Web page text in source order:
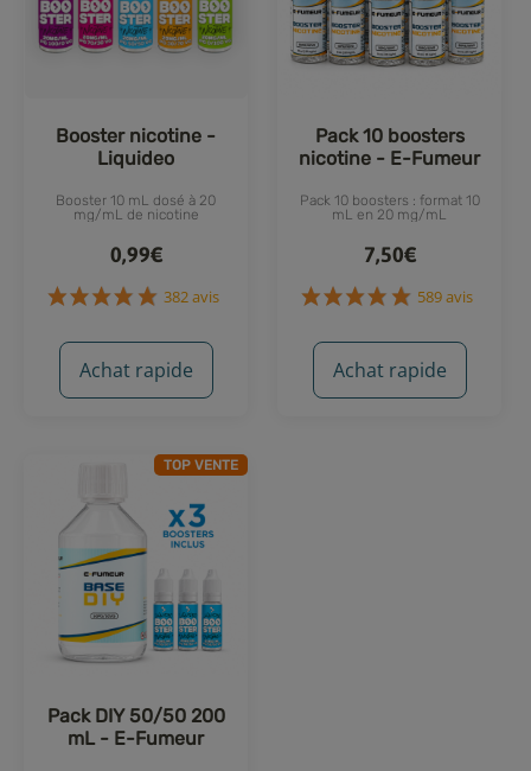
Booster nicotine -
Liquideo
Booster 10 mL dosé à 20
mg/mL de nicotine
0,99€
382 avis
Achat rapide
Pack 10 boosters
nicotine - E-Fumeur
Pack 10 boosters : format 10
mL en 20 mg/mL
7,50€
Achat rapide
TOP VENTE
Pack DIY 50/50 200
mL - E-Fumeur